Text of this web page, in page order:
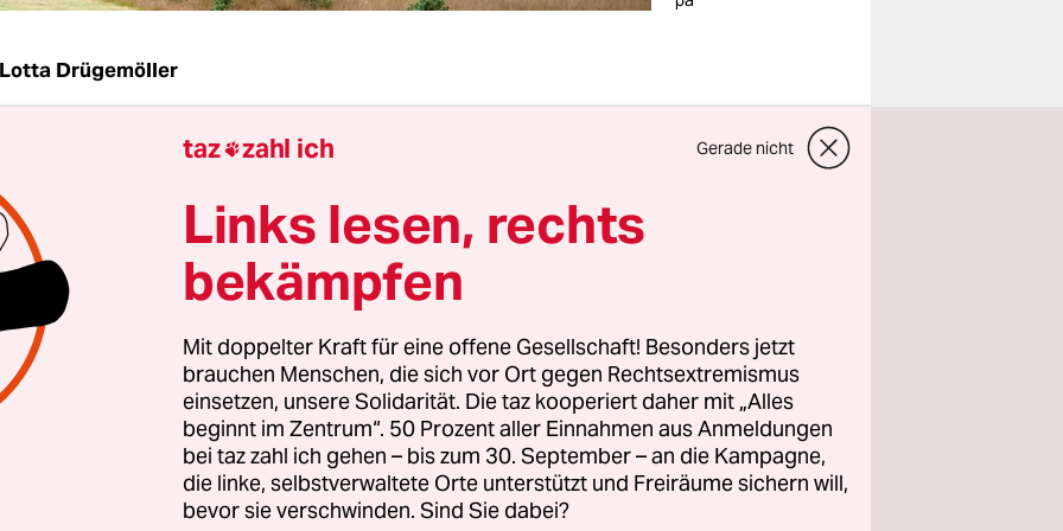
Lotta Drügemöller
Dort, wo vor genau sechs Jahren, am 3. September
Feuer gefangen hat, weil die Bundeswehr nach einem
auf ihrem Übungsgelände ein paar Raketen
hatte. Das Feuer fraß sich nach unten, unterirdisch
Torfschichten fünf Wochen lang,bis es gelang, alle
Und jetzt, jetzt wachsen die Birken.
auf etwa 600 ha Fläche“ wird das in
der Bundeswehr formuliert, dicht an dicht stehen die
Pappeln an vielen Stellen. Grund zur Freude ist das nicht.
oder das, was davon übrig ist, sind die Bäume gefährlich:
das Wasser aus dem ohnehin viel zu trockenen Boden,
taz zahl ich Gerade nicht
Links lesen, rechts
bekämpfen
Mit doppelter Kraft für eine offene Gesellschaft! Besonders jetzt
brauchen Menschen, die sich vor Ort gegen Rechtsextremismus
einsetzen, unsere Solidarität. Die taz kooperiert daher mit „Alles
beginnt im Zentrum“. 50 Prozent aller Einnahmen aus Anmeldungen
bei taz zahl ich gehen – bis zum 30. September – an die Kampagne,
die linke, selbstverwaltete Orte unterstützt und Freiräume sichern will,
bevor sie verschwinden. Sind Sie dabei?